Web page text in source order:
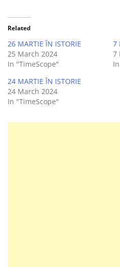
Related
26 MARTIE ÎN ISTORIE
25 March 2024
In "TimeScope"
7
7
24 MARTIE ÎN ISTORIE
24 March 2024
In "TimeScope"